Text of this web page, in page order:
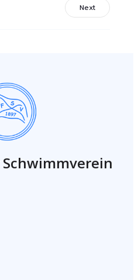
Next